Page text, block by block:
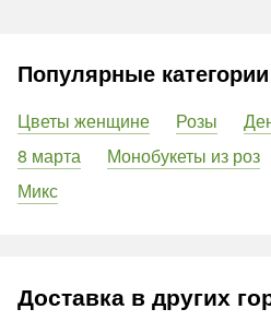
Популярные категории
Цветы женщине Розы
8 марта
Монобукеты из роз
Микс
Доставка в других